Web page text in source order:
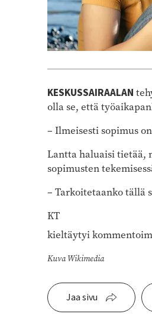
KESKUSSAIRAALAN
olla se, että
– Ilmeisesti sopimus
Lantta haluaisi tietää,
sopimusten
– Tarkoitetaanko tällä
KT
kieltäytyi
Kuva Wikimedia
Jaa sivu